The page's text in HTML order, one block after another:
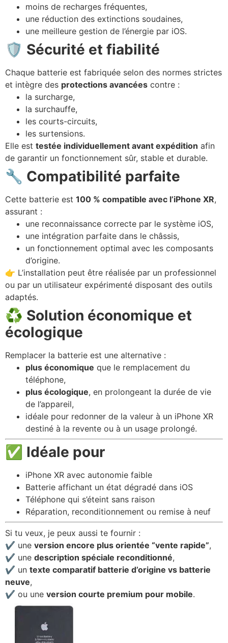
moins de recharges fréquentes,
une réduction des extinctions soudaines,
une meilleure gestion de l’énergie par iOS.
🛡️ Sécurité et fiabilité
Chaque batterie est fabriquée selon des normes strictes
et intègre des protections avancées contre :
la surcharge,
la surchauffe,
les courts-circuits,
les surtensions.
Elle est testée individuellement avant expédition afin
de garantir un fonctionnement sûr, stable et durable.
🔧 Compatibilité parfaite
Cette batterie est 100 % compatible avec l’iPhone XR,
assurant :
une reconnaissance correcte par le système iOS,
une intégration parfaite dans le châssis,
un fonctionnement optimal avec les composants
d’origine.
👉 L’installation peut être réalisée par un professionnel
ou par un utilisateur expérimenté disposant des outils
adaptés.
♻️ Solution économique et
écologique
Remplacer la batterie est une alternative :
plus économique que le remplacement du
téléphone,
plus écologique, en prolongeant la durée de vie
de l’appareil,
idéale pour redonner de la valeur à un iPhone XR
destiné à la revente ou à un usage prolongé.
✅ Idéale pour
iPhone XR avec autonomie faible
Batterie affichant un état dégradé dans iOS
Téléphone qui s’éteint sans raison
Réparation, reconditionnement ou remise à neuf
Si tu veux, je peux aussi te fournir :
✔ une version encore plus orientée “vente rapide”,
✔ une description spéciale reconditionné,
✔ un texte comparatif batterie d’origine vs batterie
neuve,
✔ ou une version courte premium pour mobile.